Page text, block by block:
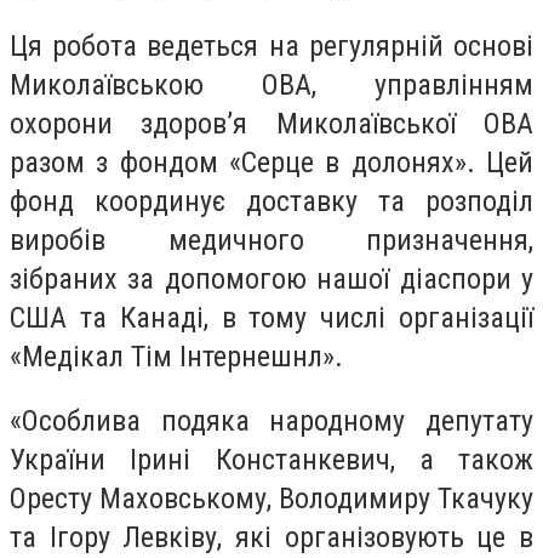
Ця робота ведеться на регулярній основі
Миколаївською ОВА, управлінням
охорони здоров’я Миколаївської ОВА
разом з фондом «Серце в долонях». Цей
фонд координує доставку та розподіл
виробів медичного призначення,
зібраних за допомогою нашої діаспори у
США та Канаді, в тому числі організації
«Медікал Тім Інтернешнл».
«Особлива подяка народному депутату
України Ірині Констанкевич, а також
Оресту Маховському, Володимиру Ткачуку
та Ігору Левківу, які організовують це в